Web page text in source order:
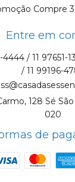
Compre
Entre em
4444 / 11 97651-
/ 11 99196-
128 Sé
020
de